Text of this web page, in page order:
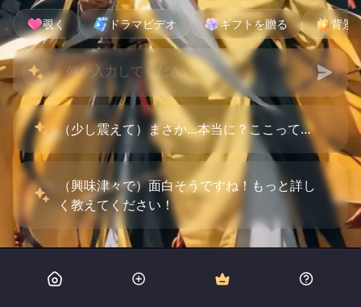
覗く ドラマビデオ ギフトを贈る 背景
（少し震えて）まさか…本当に？ここって…
（興味津々で）面白そうですね！もっと詳し
く教えてください！